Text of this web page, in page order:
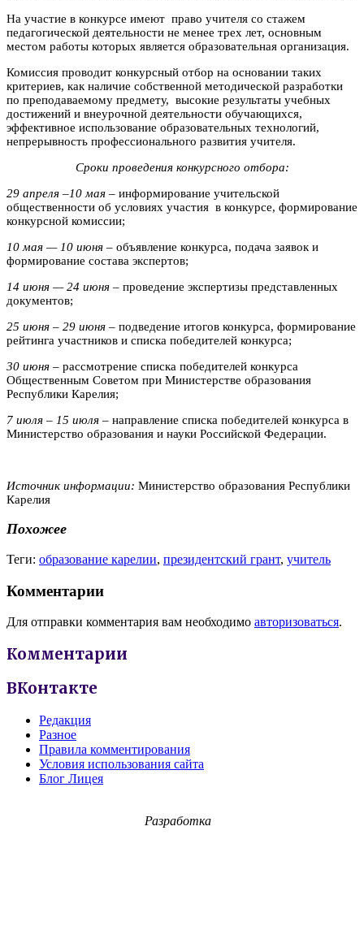
На участие в конкурсе имеют право учителя со стажем
педагогической деятельности не менее трех лет, основным
местом работы которых является образовательная организация.
Комиссия проводит конкурсный отбор на основании таких
критериев, как наличие собственной методической разработки
по преподаваемому предмету, высокие результаты учебных
достижений и внеурочной деятельности обучающихся,
эффективное использование образовательных технологий,
непрерывность профессионального развития учителя.
Сроки проведения конкурсного отбора:
29 апреля –10 мая – информирование учительской
общественности об условиях участия в конкурсе, формирование
конкурсной комиссии;
10 мая — 10 июня – объявление конкурса, подача заявок и
формирование состава экспертов;
14 июня — 24 июня – проведение экспертизы представленных
документов;
25 июня – 29 июня – подведение итогов конкурса, формирование
рейтинга участников и списка победителей конкурса;
30 июня – рассмотрение списка победителей конкурса
Общественным Советом при Министерстве образования
Республики Карелия;
7 июля – 15 июля – направление списка победителей конкурса в
Министерство образования и науки Российской Федерации.
Источник информации: Министерство образования Республики
Карелия
Похожее
Теги: образование карелии, президентский грант, учитель
Комментарии
Для отправки комментария вам необходимо авторизоваться.
Комментарии
ВКонтакте
Редакция
Разное
Правила комментирования
Условия использования сайта
Блог Лицея
Разработка